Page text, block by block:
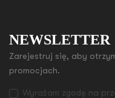
NEWSLETTER
Zarejestruj się, aby
promocjach.
Wyrażam zgodę na